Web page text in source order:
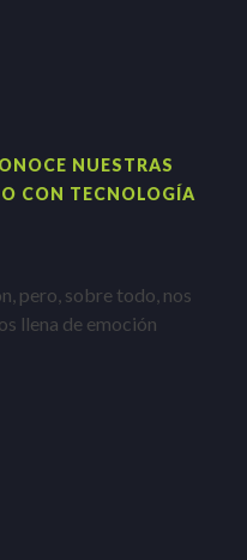
NUESTRAS
CON TECNOLOGÍA
pero, sobre todo, nos
llena de emoción